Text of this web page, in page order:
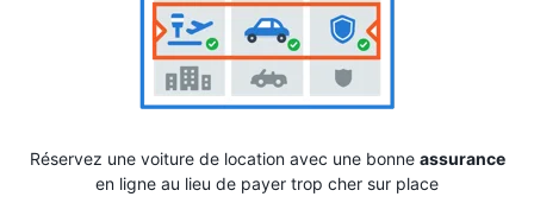
Réservez une voiture de location avec une bonne assurance
en ligne au lieu de payer trop cher sur place